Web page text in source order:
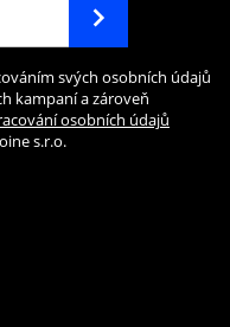
svých osobních údajů
kampaní a zároveň
osobních údajů
s.r.o.